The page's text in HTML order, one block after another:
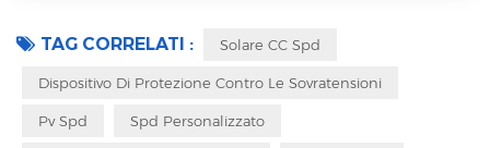
TAG CORRELATI : Solare CC Spd
Dispositivo Di Protezione Contro Le Sovratensioni
Pv Spd Spd Personalizzato